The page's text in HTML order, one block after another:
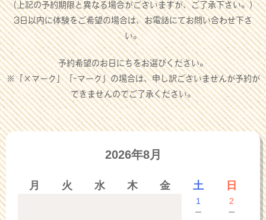
（上記の予約期限と異なる場合がございますが、ご了承下さい。）
3日以内に体験をご希望の場合は、お電話にてお問い合わせ下さ
い。
予約希望のお日にちをお選びください。
※「×マーク」「-マーク」の場合は、申し訳ございませんが予約が
できませんのでご了承ください。
2026年8月
月 火 水 木 金 土 日
1
－
2
－